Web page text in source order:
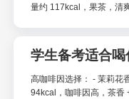
量约 117kcal，果茶，清
学生备考适合
高咖啡因选择： - 茉莉花
94kcal，咖啡因高，茶香